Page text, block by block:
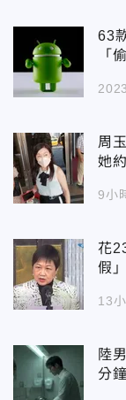
63
「
周
她
9小
花
假
13
陸
分